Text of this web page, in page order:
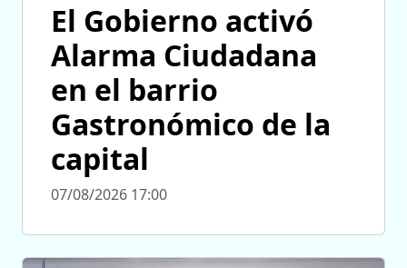
El Gobierno activó
Alarma Ciudadana
en el barrio
Gastronómico de la
capital
07/08/2026 17:00